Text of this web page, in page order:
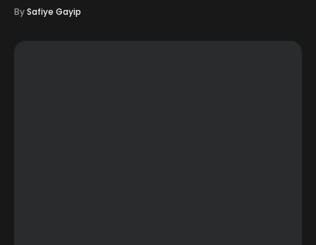
BySafiye Gayip